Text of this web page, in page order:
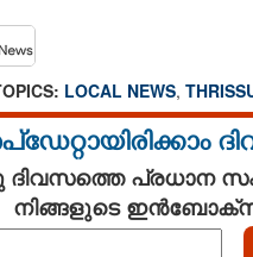
LOCAL NEWS,
ദിവസത്തെ പ്രധാന
നിങ്ങളുടെ